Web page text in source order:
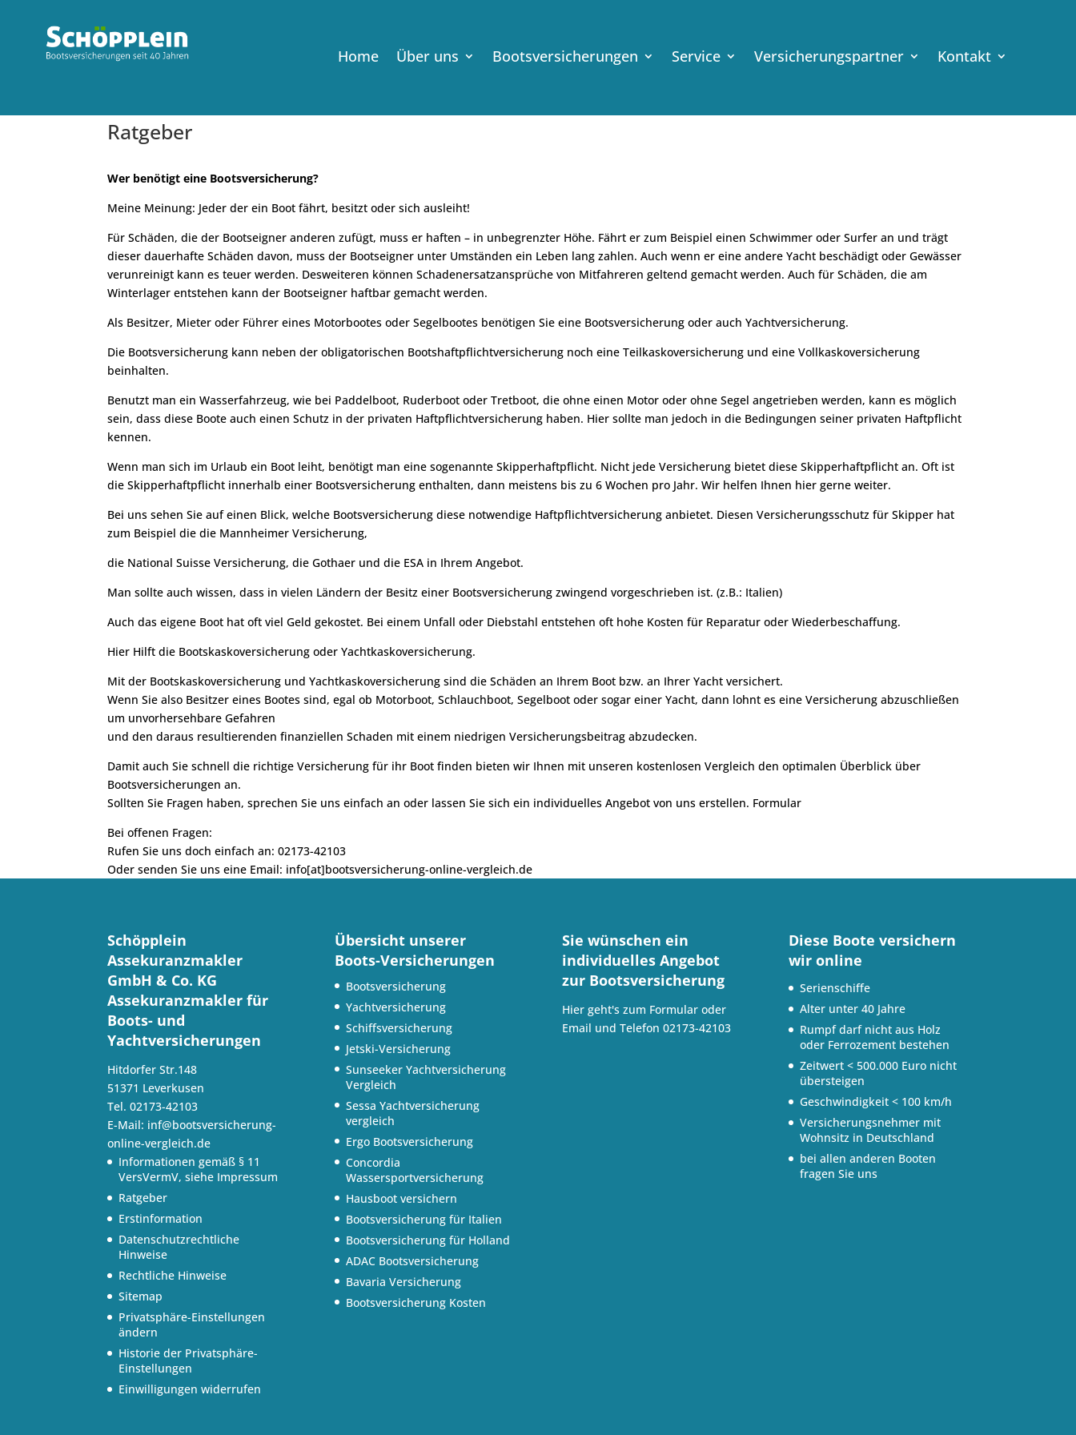
Home Über uns Bootsversicherungen Service Versicherungspartner Kontakt
Ratgeber
Wer benötigt eine Bootsversicherung?
Meine Meinung: Jeder der ein Boot fährt, besitzt oder sich ausleiht!
Für Schäden, die der Bootseigner anderen zufügt, muss er haften – in unbegrenzter Höhe. Fährt er zum Beispiel einen Schwimmer oder Surfer an und trägt
dieser dauerhafte Schäden davon, muss der Bootseigner unter Umständen ein Leben lang zahlen. Auch wenn er eine andere Yacht beschädigt oder Gewässer
verunreinigt kann es teuer werden. Desweiteren können Schadenersatzansprüche von Mitfahreren geltend gemacht werden. Auch für Schäden, die am
Winterlager entstehen kann der Bootseigner haftbar gemacht werden.
Als Besitzer, Mieter oder Führer eines Motorbootes oder Segelbootes benötigen Sie eine Bootsversicherung oder auch Yachtversicherung.
Die Bootsversicherung kann neben der obligatorischen Bootshaftpflichtversicherung noch eine Teilkaskoversicherung und eine Vollkaskoversicherung
beinhalten.
Benutzt man ein Wasserfahrzeug, wie bei Paddelboot, Ruderboot oder Tretboot, die ohne einen Motor oder ohne Segel angetrieben werden, kann es möglich
sein, dass diese Boote auch einen Schutz in der privaten Haftpflichtversicherung haben. Hier sollte man jedoch in die Bedingungen seiner privaten Haftpflicht
kennen.
Wenn man sich im Urlaub ein Boot leiht, benötigt man eine sogenannte Skipperhaftpflicht. Nicht jede Versicherung bietet diese Skipperhaftpflicht an. Oft ist
die Skipperhaftpflicht innerhalb einer Bootsversicherung enthalten, dann meistens bis zu 6 Wochen pro Jahr. Wir helfen Ihnen hier gerne weiter.
Bei uns sehen Sie auf einen Blick, welche Bootsversicherung diese notwendige Haftpflichtversicherung anbietet. Diesen Versicherungsschutz für Skipper hat
zum Beispiel die die Mannheimer Versicherung,
die National Suisse Versicherung, die Gothaer und die ESA in Ihrem Angebot.
Man sollte auch wissen, dass in vielen Ländern der Besitz einer Bootsversicherung zwingend vorgeschrieben ist. (z.B.: Italien)
Auch das eigene Boot hat oft viel Geld gekostet. Bei einem Unfall oder Diebstahl entstehen oft hohe Kosten für Reparatur oder Wiederbeschaffung.
Hier Hilft die Bootskaskoversicherung oder Yachtkaskoversicherung.
Mit der Bootskaskoversicherung und Yachtkaskoversicherung sind die Schäden an Ihrem Boot bzw. an Ihrer Yacht versichert.
Wenn Sie also Besitzer eines Bootes sind, egal ob Motorboot, Schlauchboot, Segelboot oder sogar einer Yacht, dann lohnt es eine Versicherung abzuschließen
um unvorhersehbare Gefahren
und den daraus resultierenden finanziellen Schaden mit einem niedrigen Versicherungsbeitrag abzudecken.
Damit auch Sie schnell die richtige Versicherung für ihr Boot finden bieten wir Ihnen mit unseren kostenlosen Vergleich den optimalen Überblick über
Bootsversicherungen an.
Sollten Sie Fragen haben, sprechen Sie uns einfach an oder lassen Sie sich ein individuelles Angebot von uns erstellen. Formular
Bei offenen Fragen:
Rufen Sie uns doch einfach an: 02173-42103
Oder senden Sie uns eine Email: info[at]bootsversicherung-online-vergleich.de
Schöpplein
Assekuranzmakler
GmbH & Co. KG
Assekuranzmakler für
Boots- und
Yachtversicherungen
Hitdorfer Str.148
51371 Leverkusen
Tel. 02173-42103
E-Mail: inf@bootsversicherung-
online-vergleich.de
Informationen gemäß § 11
VersVermV, siehe Impressum
Ratgeber
Erstinformation
Datenschutzrechtliche
Hinweise
Rechtliche Hinweise
Sitemap
Privatsphäre-Einstellungen
ändern
Historie der Privatsphäre-
Einstellungen
Einwilligungen widerrufen
Übersicht unserer
Boots-Versicherungen
Bootsversicherung
Yachtversicherung
Schiffsversicherung
Jetski-Versicherung
Sunseeker Yachtversicherung
Vergleich
Sessa Yachtversicherung
vergleich
Ergo Bootsversicherung
Concordia
Wassersportversicherung
Hausboot versichern
Bootsversicherung für Italien
Bootsversicherung für Holland
ADAC Bootsversicherung
Bavaria Versicherung
Bootsversicherung Kosten
Sie wünschen ein
individuelles Angebot
zur Bootsversicherung
Hier geht's zum Formular oder
Email und Telefon 02173-42103
Diese Boote versichern
wir online
Serienschiffe
Alter unter 40 Jahre
Rumpf darf nicht aus Holz
oder Ferrozement bestehen
Zeitwert < 500.000 Euro nicht
übersteigen
Geschwindigkeit < 100 km/h
Versicherungsnehmer mit
Wohnsitz in Deutschland
bei allen anderen Booten
fragen Sie uns